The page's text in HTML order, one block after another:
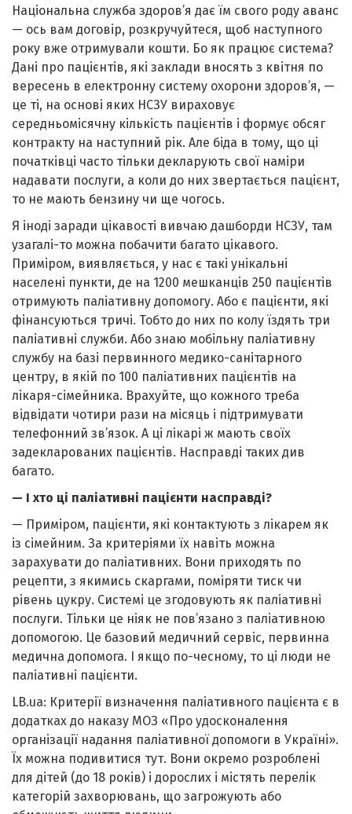
Національна служба здоров’я дає їм свого роду аванс
— ось вам договір, розкручуйтеся, щоб наступного
року вже отримували кошти. Бо як працює система?
Дані про пацієнтів, які заклади вносять з квітня по
вересень в електронну систему охорони здоров’я, —
це ті, на основі яких НСЗУ вираховує
середньомісячну кількість пацієнтів і формує обсяг
контракту на наступний рік. Але біда в тому, що ці
початківці часто тільки декларують свої наміри
надавати послуги, а коли до них звертається пацієнт,
то не мають бензину чи ще чогось.
Я іноді заради цікавості вивчаю дашборди НСЗУ, там
узагалі-то можна побачити багато цікавого.
Приміром, виявляється, у нас є такі унікальні
населені пункти, де на 1200 мешканців 250 пацієнтів
отримують паліативну допомогу. Або є пацієнти, які
фінансуються тричі. Тобто до них по колу їздять три
паліативні служби. Або знаю мобільну паліативну
службу на базі первинного медико-санітарного
центру, в якій по 100 паліативних пацієнтів на
лікаря-сімейника. Врахуйте, що кожного треба
відвідати чотири рази на місяць і підтримувати
телефонний зв’язок. А ці лікарі ж мають своїх
задекларованих пацієнтів. Насправді таких див
багато.
— І хто ці паліативні пацієнти насправді?
— Приміром, пацієнти, які контактують з лікарем як
із сімейним. За критеріями їх навіть можна
зарахувати до паліативних. Вони приходять по
рецепти, з якимись скаргами, поміряти тиск чи
рівень цукру. Системі це згодовують як паліативні
послуги. Тільки це ніяк не пов’язано з паліативною
допомогою. Це базовий медичний сервіс, первинна
медична допомога. І якщо по-чесному, то ці люди не
паліативні пацієнти.
LB.ua: Критерії визначення паліативного пацієнта є в
додатках до наказу МОЗ «Про удосконалення
організації надання паліативної допомоги в Україні».
Їх можна подивитися тут. Вони окремо розроблені
для дітей (до 18 років) і дорослих і містять перелік
категорій захворювань, що загрожують або